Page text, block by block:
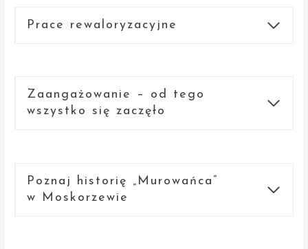
Prace rewaloryzacyjne
Zaangażowanie – od tego
wszystko się zaczęło
Poznaj historię „Murowańca”
w Moskorzewie